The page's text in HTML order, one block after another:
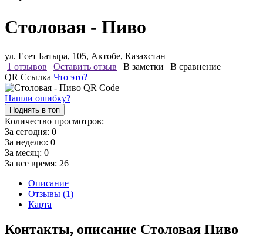
Столовая - Пиво
ул. Есет Батыра, 105, Актобе, Казахстан
1 отзывов | Оставить отзыв | В заметки | В сравнение
QR Ссылка Что это?
Нашли ошибку?
Поднять в топ
Количество просмотров:
За сегодня: 0
За неделю: 0
За месяц: 0
За все время: 26
Описание
Отзывы (1)
Карта
Контакты, описание Столовая Пиво